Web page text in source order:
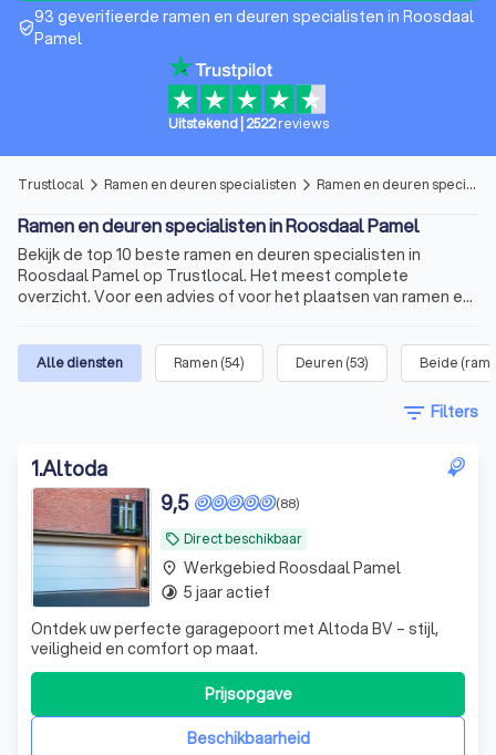
verified_user
93 geverifieerde ramen en deuren specialisten in Roosdaal
Pamel
Uitstekend| 2522 reviews
Trustlocal arrow_forward_ios Ramen en deuren specialisten arrow_forward_ios Ramen en deuren specialisten in Roosdaal Pamel
Ramen en deuren specialisten in Roosdaal Pamel
Bekijk de top 10 beste ramen en deuren specialisten in
Roosdaal Pamel op Trustlocal. Het meest complete
overzicht. Voor een advies of voor het plaatsen van ramen en
Alle diensten Ramen (54) Deuren (53) Beide
filter_list Filters
1.Altoda
local_offer Direct beschikbaar
(88)
9,5
Ontdek uw perfecte garagepoort met Altoda BV – stijl,
veiligheid en comfort op maat.
Beschikbaarheid
Prijsopgave
place Werkgebied Roosdaal Pamel
timelapse 5 jaar actief